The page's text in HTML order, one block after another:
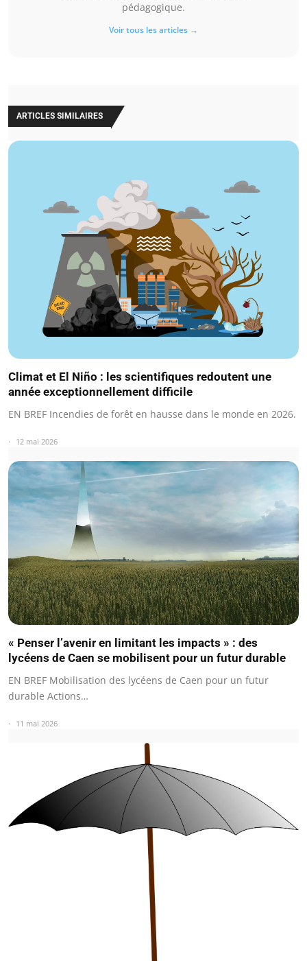
pédagogique.
Voir tous les articles →
ARTICLES SIMILAIRES
Climat et El Niño : les scientifiques redoutent une
année exceptionnellement difficile
EN BREF Incendies de forêt en hausse dans le monde en 2026.
12 mai 2026
« Penser l’avenir en limitant les impacts » : des
lycéens de Caen se mobilisent pour un futur durable
EN BREF Mobilisation des lycéens de Caen pour un futur
durable Actions…
11 mai 2026